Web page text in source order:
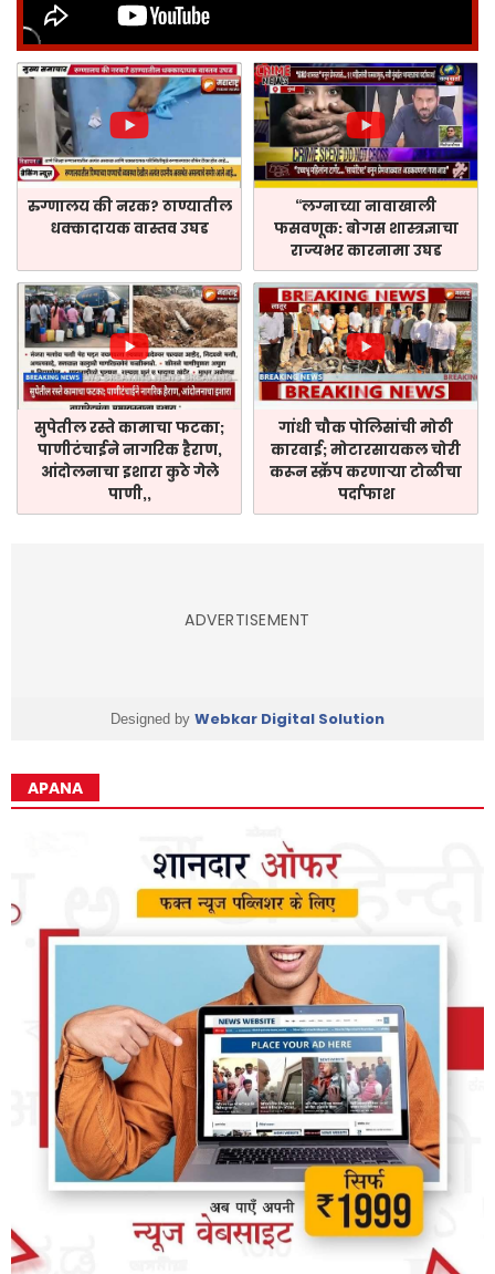
रुग्णालय की नरक? ठाण्यातील
धक्कादायक वास्तव उघड
“लग्नाच्या नावाखाली
फसवणूक: बोगस शास्त्रज्ञाचा
राज्यभर कारनामा उघड
सुपेतील रस्ते कामाचा फटका;
पाणीटंचाईने नागरिक हैराण,
आंदोलनाचा इशारा कुठे गेले
पाणी,,
गांधी चौक पोलिसांची मोठी
कारवाई; मोटारसायकल चोरी
करून स्क्रॅप करणाऱ्या टोळीचा
पर्दाफाश
ADVERTISEMENT
Designed by Webkar Digital Solution
APANA